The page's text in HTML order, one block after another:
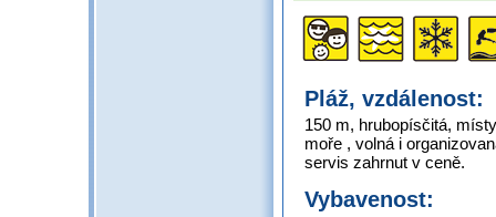
Pláž, vzdálenost:
150 m, hrubopísčitá,
moře , volná i
servis zahrnut v ceně.
Vybavenost: